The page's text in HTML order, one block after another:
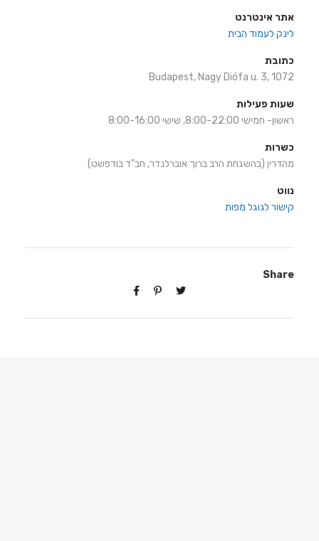
אתר אינטרנט
לינק לעמוד הבית
כתובת
Budapest, Nagy Diófa u. 3, 1072
שעות פעילות
ראשון- חמישי 8:00-22:00, שישי 8:00-16:00
כשרות
מהדרין (בהשגחת הרב ברוך אוברלנדר, חב"ד בודפשט)
נווט
קישור לגוגל מפות
Share